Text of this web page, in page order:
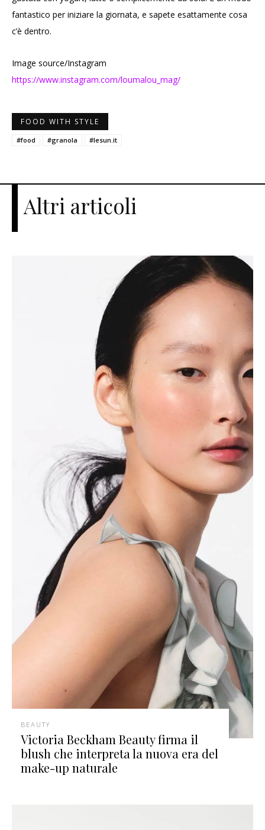
fantastico per iniziare la giornata, e sapete esattamente cosa
c’è dentro.
Image source/Instagram
https://www.instagram.com/loumalou_mag/
FOOD WITH STYLE
#food #granola #lesun.it
Altri articoli
BEAUTY
Victoria Beckham Beauty firma il
blush che interpreta la nuova era del
make-up naturale